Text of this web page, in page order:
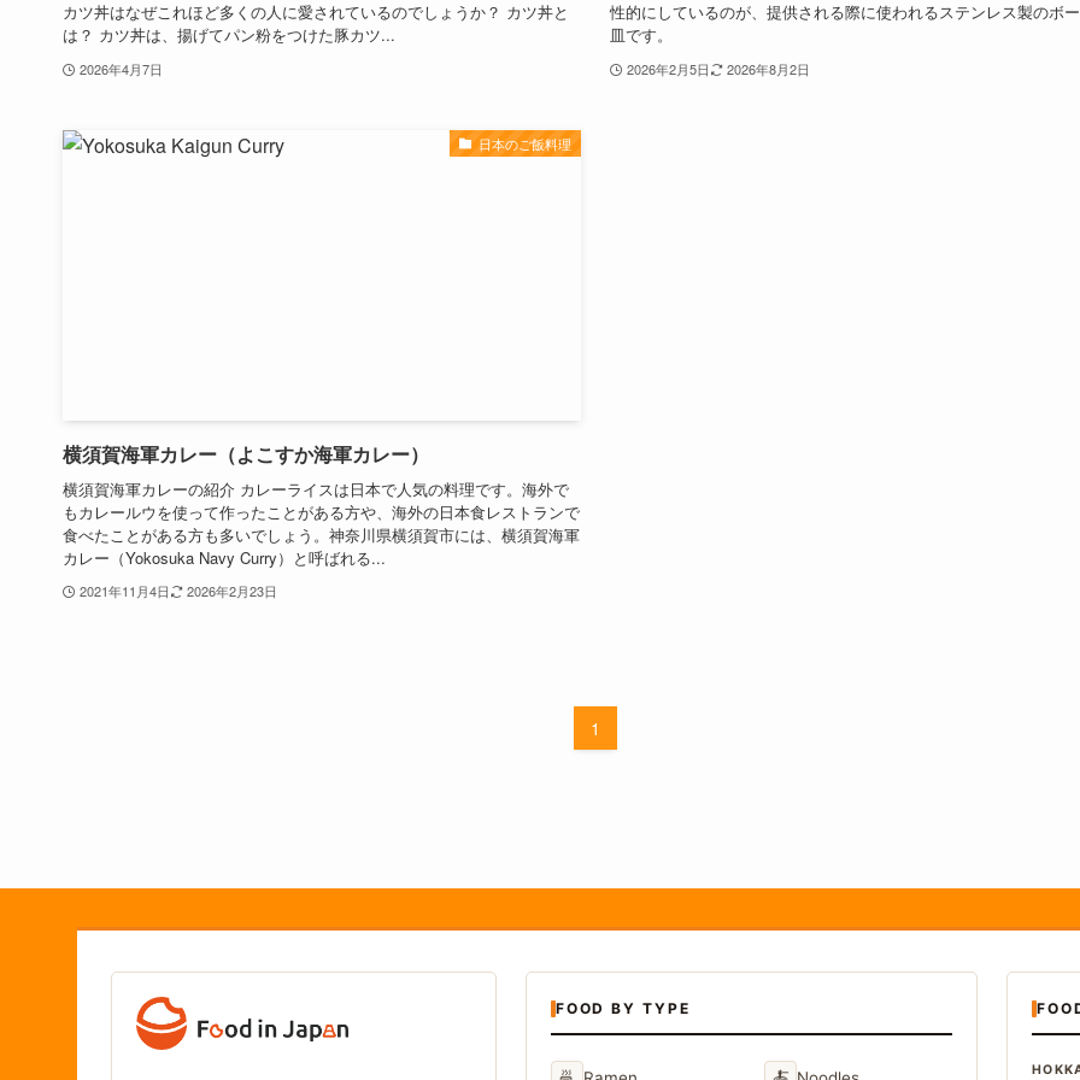
カツ丼はなぜこれほど多くの人に愛されているのでしょうか？ カツ丼と
は？ カツ丼は、揚げてパン粉をつけた豚カツ...
2026年4月7日
性的にしているのが、提供される際に使われるステンレス製のボ
皿です。
2026年2月5日 2026年8月2日
日本のご飯料理
横須賀海軍カレー（よこすか海軍カレー）
横須賀海軍カレーの紹介 カレーライスは日本で人気の料理です。海外で
もカレールウを使って作ったことがある方や、海外の日本食レストランで
食べたことがある方も多いでしょう。神奈川県横須賀市には、横須賀海軍
カレー（Yokosuka Navy Curry）と呼ばれる...
2021年11月4日 2026年2月23日
1
FOOD BY TYPE